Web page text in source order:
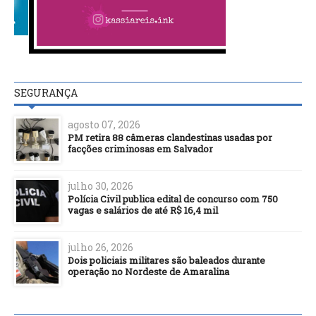
SEGURANÇA
agosto 07, 2026
PM retira 88 câmeras clandestinas usadas por
facções criminosas em Salvador
julho 30, 2026
Polícia Civil publica edital de concurso com 750
vagas e salários de até R$ 16,4 mil
julho 26, 2026
Dois policiais militares são baleados durante
operação no Nordeste de Amaralina